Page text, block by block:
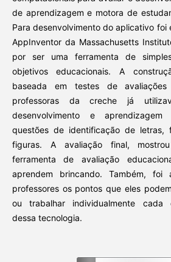
de aprendizagem e motora de
Para desenvolvimento do aplicativo foi
AppInventor da Massachusetts
por ser uma ferramenta de
objetivos educacionais. A
baseada em testes de
professoras da creche já
desenvolvimento e
questões de identificação de letras,
figuras. A avaliação final,
ferramenta de avaliação
aprendem brincando. Também, foi
professores os pontos que eles
ou trabalhar individualmente cada
dessa tecnologia.